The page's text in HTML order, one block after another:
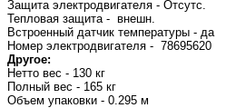
Защита электродвигателя - Отсутс.
Тепловая защита - внешн.
Встроенный датчик температуры - да
Номер электродвигателя - 78695620
Другое:
Нетто вес - 130 кг
Полный вес - 165 кг
Объем упаковки - 0.295 м